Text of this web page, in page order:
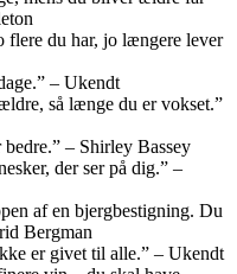
flere du har, jo længere lever
– Ukendt
så længe du er vokset.”
– Shirley Bassey
der ser på dig.” –
af en bjergbestigning. Du
Bergman
er givet til alle.” – Ukendt